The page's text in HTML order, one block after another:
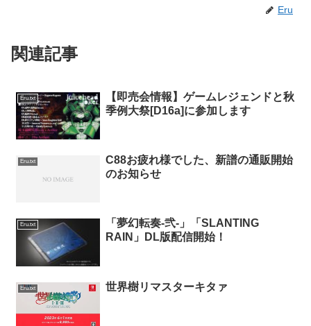
Eru
関連記事
Eru.txt
【即売会情報】ゲームレジェンドと秋
季例大祭[D16a]に参加します
Eru.txt
C88お疲れ様でした、新譜の通販開始
のお知らせ
Eru.txt
「夢幻転奏-弐-」「SLANTING
RAIN」DL版配信開始！
Eru.txt 世界樹リマスターキタァ